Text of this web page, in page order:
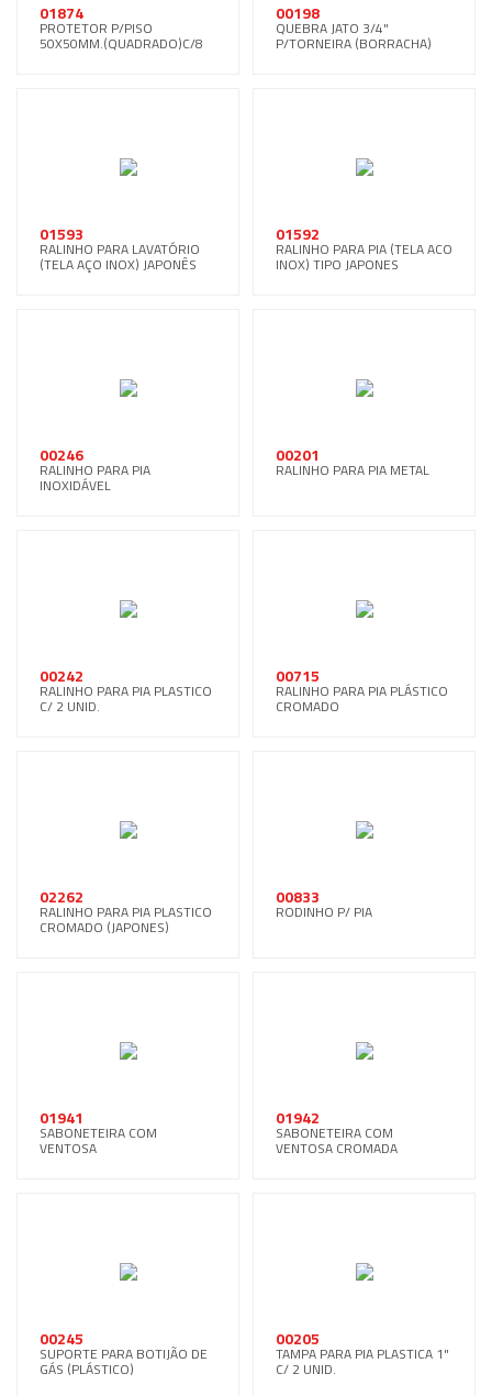
01874
PROTETOR P/PISO
50X50MM.(QUADRADO)C/8
00198
QUEBRA JATO 3/4"
P/TORNEIRA (BORRACHA)
01593
RALINHO PARA LAVATÓRIO
(TELA AÇO INOX) JAPONÊS
01592
RALINHO PARA PIA (TELA ACO
INOX) TIPO JAPONES
00246
RALINHO PARA PIA
INOXIDÁVEL
00201
RALINHO PARA PIA METAL
00242
RALINHO PARA PIA PLASTICO
C/ 2 UNID.
00715
RALINHO PARA PIA PLÁSTICO
CROMADO
02262
RALINHO PARA PIA PLASTICO
CROMADO (JAPONES)
00833
RODINHO P/ PIA
01941
SABONETEIRA COM
VENTOSA
01942
SABONETEIRA COM
VENTOSA CROMADA
00245
SUPORTE PARA BOTIJÃO DE
GÁS (PLÁSTICO)
00205
TAMPA PARA PIA PLASTICA 1"
C/ 2 UNID.